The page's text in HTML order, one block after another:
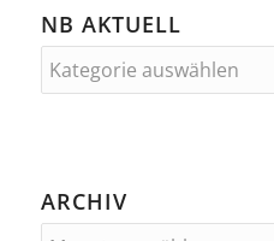
NB AKTUELL
ARCHIV